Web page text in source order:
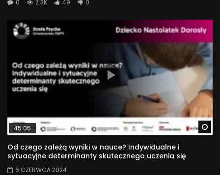
0 2.3K 49 0
45:05
Od czego zależą wyniki w nauce? Indywidualne i
sytuacyjne determinanty skutecznego uczenia się
6 CZERWCA 2024